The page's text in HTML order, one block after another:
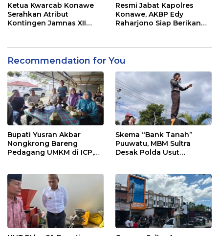
Ketua Kwarcab Konawe
Serahkan Atribut
Kontingen Jamnas XII
Resmi Jabat Kapolres
Konawe, AKBP Edy
Raharjono Siap Berikan
Recommendation for You
Bupati Yusran Akbar
Nongkrong Bareng
Pedagang UMKM di ICP,
Kerakyatan
Skema “Bank Tanah”
Puuwatu, MBM Sultra
Desak Polda Usut